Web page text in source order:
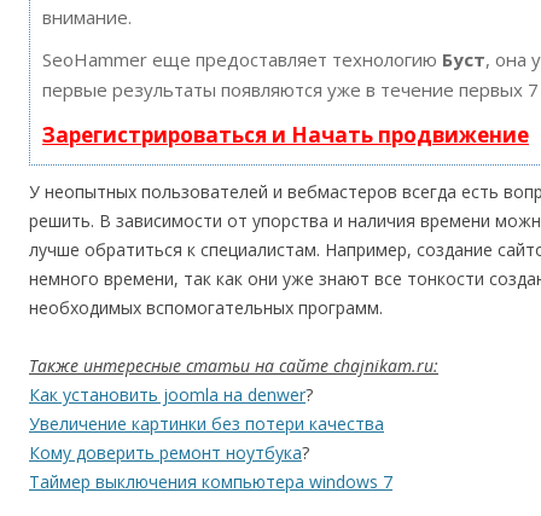
внимание.
SeoHammer еще предоставляет технологию Буст, она
первые результаты появляются уже в течение первых
Зарегистрироваться и Начать продвижение
У неопытных пользователей и вебмастеров всегда есть
решить. В зависимости от упорства и наличия времени
лучше обратиться к специалистам. Например, создание
немного времени, так как они уже знают все тонкости
необходимых вспомогательных программ.
Также интересные статьи на сайте chajnikam.ru:
Как установить joomla на denwer?
Увеличение картинки без потери качества
Кому доверить ремонт ноутбука?
Таймер выключения компьютера windows 7